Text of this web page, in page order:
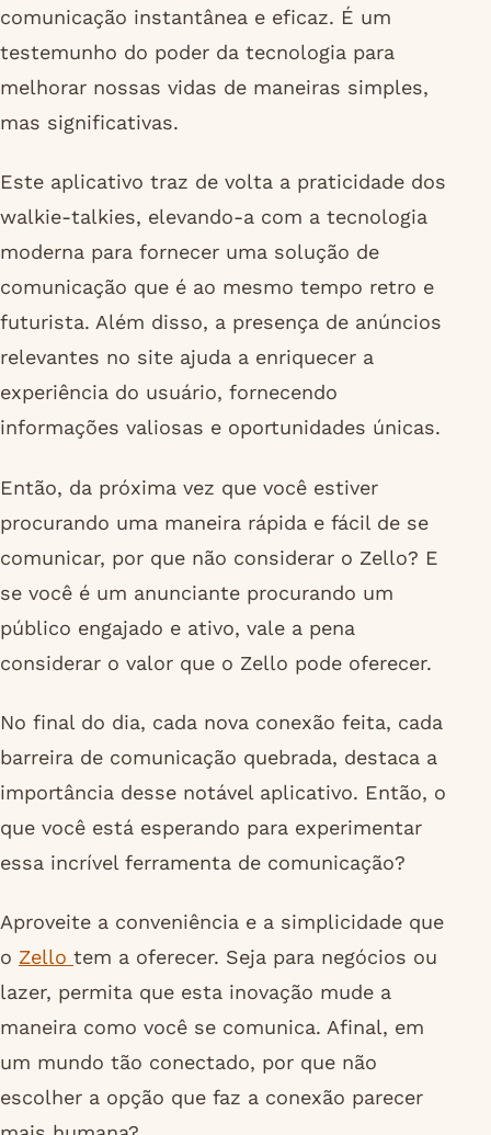
comunicação instantânea e eficaz. É um
testemunho do poder da tecnologia para
melhorar nossas vidas de maneiras simples,
mas significativas.
Este aplicativo traz de volta a praticidade dos
walkie-talkies, elevando-a com a tecnologia
moderna para fornecer uma solução de
comunicação que é ao mesmo tempo retro e
futurista. Além disso, a presença de anúncios
relevantes no site ajuda a enriquecer a
experiência do usuário, fornecendo
informações valiosas e oportunidades únicas.
Então, da próxima vez que você estiver
procurando uma maneira rápida e fácil de se
comunicar, por que não considerar o Zello? E
se você é um anunciante procurando um
público engajado e ativo, vale a pena
considerar o valor que o Zello pode oferecer.
No final do dia, cada nova conexão feita, cada
barreira de comunicação quebrada, destaca a
importância desse notável aplicativo. Então, o
que você está esperando para experimentar
essa incrível ferramenta de comunicação?
Aproveite a conveniência e a simplicidade que
o Zello tem a oferecer. Seja para negócios ou
lazer, permita que esta inovação mude a
maneira como você se comunica. Afinal, em
um mundo tão conectado, por que não
escolher a opção que faz a conexão parecer